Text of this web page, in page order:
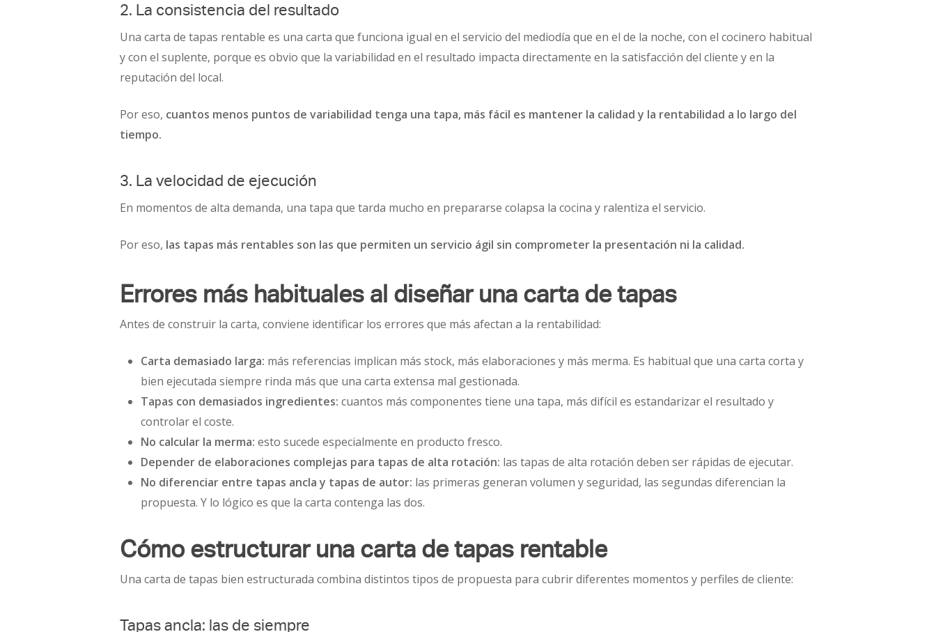
2. La consistencia del resultado
Una carta de tapas rentable es una carta que funciona igual en el servicio del mediodía que en el de la noche, con el cocinero habitual
y con el suplente, porque es obvio que la variabilidad en el resultado impacta directamente en la satisfacción del cliente y en la
reputación del local.
Por eso, cuantos menos puntos de variabilidad tenga una tapa, más fácil es mantener la calidad y la rentabilidad a lo largo del
tiempo.
3. La velocidad de ejecución
En momentos de alta demanda, una tapa que tarda mucho en prepararse colapsa la cocina y ralentiza el servicio.
Por eso, las tapas más rentables son las que permiten un servicio ágil sin comprometer la presentación ni la calidad.
Errores más habituales al diseñar una carta de tapas
Antes de construir la carta, conviene identificar los errores que más afectan a la rentabilidad:
Carta demasiado larga: más referencias implican más stock, más elaboraciones y más merma. Es habitual que una carta corta y
bien ejecutada siempre rinda más que una carta extensa mal gestionada.
Tapas con demasiados ingredientes: cuantos más componentes tiene una tapa, más difícil es estandarizar el resultado y
controlar el coste.
No calcular la merma: esto sucede especialmente en producto fresco.
Depender de elaboraciones complejas para tapas de alta rotación: las tapas de alta rotación deben ser rápidas de ejecutar.
No diferenciar entre tapas ancla y tapas de autor: las primeras generan volumen y seguridad, las segundas diferencian la
propuesta. Y lo lógico es que la carta contenga las dos.
Cómo estructurar una carta de tapas rentable
Una carta de tapas bien estructurada combina distintos tipos de propuesta para cubrir diferentes momentos y perfiles de cliente:
Tapas ancla: las de siempre